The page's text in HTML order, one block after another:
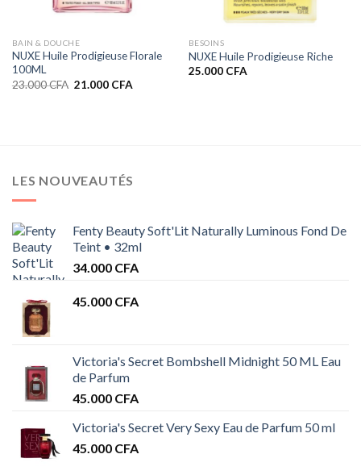
BAIN & DOUCHE
NUXE Huile Prodigieuse Florale
100ML
23.000CFA Le
21.000 CFALe
BESOINS
NUXE Huile Prodigieuse Riche
25.000 CFA
LES NOUVEAUTÉS
Fenty Beauty Soft'Lit Naturally Luminous Fond De
Teint • 32ml
34.000 CFA
45.000 CFA
Victoria's Secret Bombshell Midnight 50 ML Eau
de Parfum
45.000 CFA
Victoria's Secret Very Sexy Eau de Parfum 50 ml
45.000 CFA